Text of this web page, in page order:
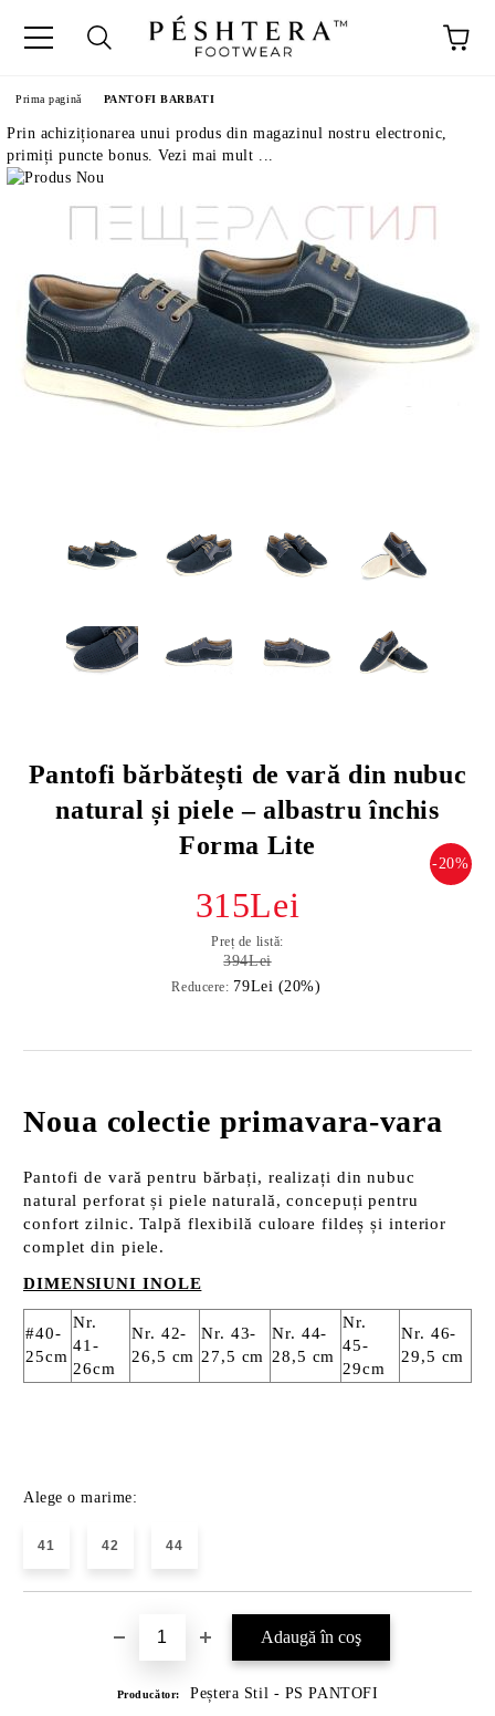
Prima pagină PANTOFI BARBATI
Prin achiziționarea unui produs din magazinul nostru electronic,
primiți puncte bonus. Vezi mai mult ...
Pantofi bărbătești de vară din nubuc
natural și piele – albastru închis
Forma Lite
-20%
315Lei
Preț de listă:
394Lei
Reducere: 79Lei (20%)
Noua colectie primavara-vara
Pantofi de vară pentru bărbați, realizați din nubuc
natural perforat și piele naturală, concepuți pentru
confort zilnic. Talpă flexibilă culoare fildeș și interior
complet din piele.
DIMENSIUNI INOLE
#40-
25cm
Nr.
41-
26cm
Nr. 42-
26,5 cm
Nr. 43-
27,5 cm
Nr. 44-
28,5 cm
Nr.
45-
29cm
Nr. 46-
29,5 cm
Alege o marime:
41 42 44
Producător: Peștera Stil - PS PANTOFI